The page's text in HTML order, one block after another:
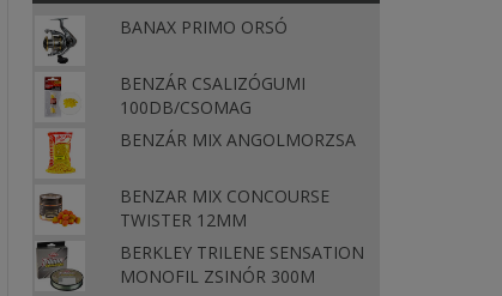
BANAX PRIMO ORSÓ
BENZÁR CSALIZÓGUMI
100DB/CSOMAG
BENZÁR MIX ANGOLMORZSA
BENZAR MIX CONCOURSE
TWISTER 12MM
BERKLEY TRILENE SENSATION
MONOFIL ZSINÓR 300M